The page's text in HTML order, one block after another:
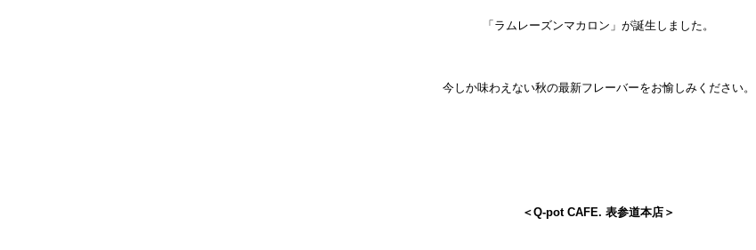
「ラムレーズンマカロン」が誕生しました。
今しか味わえない秋の最新フレーバーをお愉しみください。
＜Q-pot CAFE. 表参道本店＞